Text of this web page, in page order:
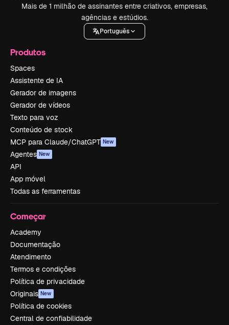
Mais de 1 milhão de assinantes entre criativos, empresas,
agências e estúdios.
Português
Produtos
Spaces
Assistente de IA
Gerador de imagens
Gerador de vídeos
Texto para voz
Conteúdo de stock
MCP para Claude/ChatGPT New
Agentes New
API
App móvel
Todas as ferramentas
Começar
Academy
Documentação
Atendimento
Termos e condições
Política de privacidade
Originais New
Política de cookies
Central de confiabilidade